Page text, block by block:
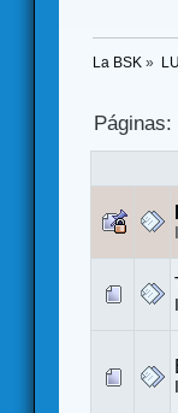
La BSK »
Páginas: